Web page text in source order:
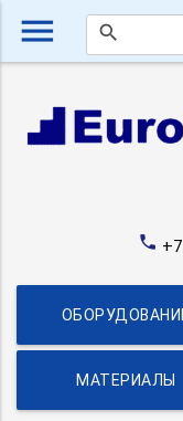
menu search
phone
МАТЕРИАЛЫ